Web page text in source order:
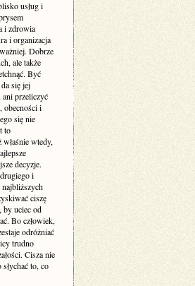
usług i
i zdrowia
i organizacja
Dobrze
ale także
Być
się jej
ani przeliczyć
obecności i
się nie
to
wtedy,
decyzje.
i
najbliższych
ciszę
by uciec od
Bo człowiek,
odróżniać
trudno
Cisza nie
to, co